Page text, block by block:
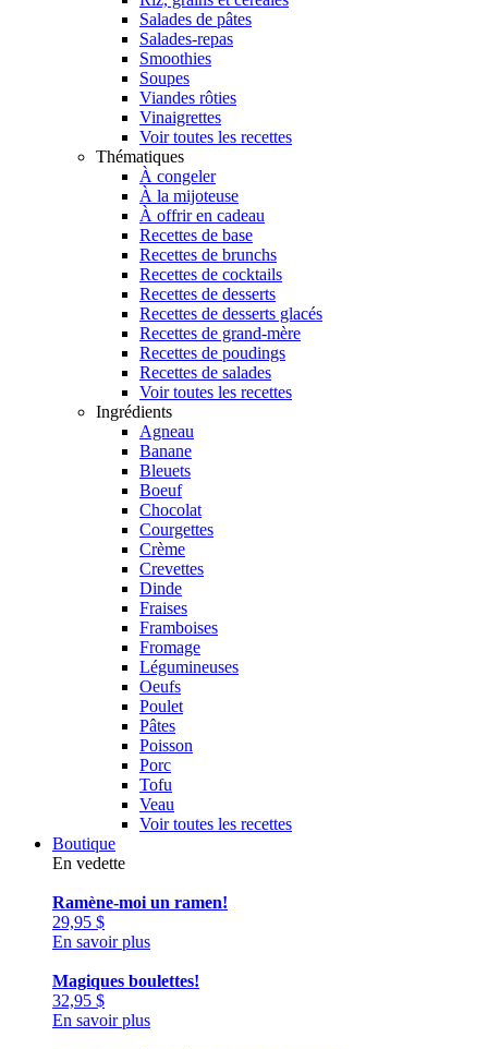
Salades de pâtes
Salades-repas
Smoothies
Soupes
Viandes rôties
Vinaigrettes
Voir toutes les recettes
Thématiques
À congeler
À la mijoteuse
À offrir en cadeau
Recettes de base
Recettes de brunchs
Recettes de cocktails
Recettes de desserts
Recettes de desserts glacés
Recettes de grand-mère
Recettes de poudings
Recettes de salades
Voir toutes les recettes
Ingrédients
Agneau
Banane
Bleuets
Boeuf
Chocolat
Courgettes
Crème
Crevettes
Dinde
Fraises
Framboises
Fromage
Légumineuses
Oeufs
Poulet
Pâtes
Poisson
Porc
Tofu
Veau
Voir toutes les recettes
Boutique
En vedette
Ramène-moi un ramen!
29,95 $
En savoir plus
Magiques boulettes!
32,95 $
En savoir plus